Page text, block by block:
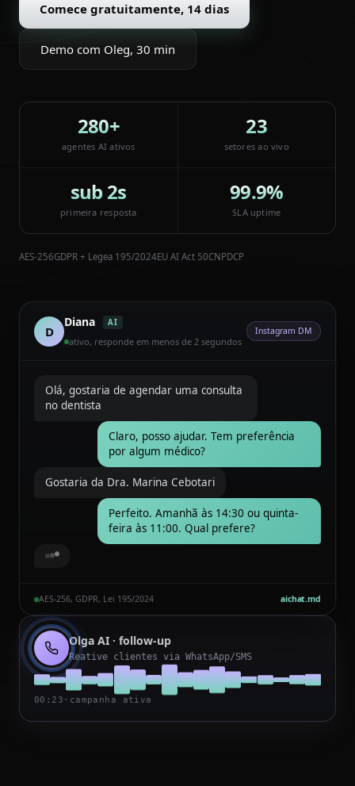
Comece gratuitamente, 14 dias
Demo com Oleg, 30 min
280+
agentes AI ativos
23
setores ao vivo
sub 2s
primeira resposta
99.9%
SLA uptime
AES-256GDPR + Legea 195/2024EU AI Act 50CNPDCP
D
Diana AI
ativo, responde em menos de 2 segundos
Instagram DM
Olá, gostaria de agendar uma consulta
no dentista
Claro, posso ajudar. Tem preferência
por algum médico?
Gostaria da Dra. Marina Cebotari
Perfeito. Amanhã às 14:30 ou quinta-
feira às 11:00. Qual prefere?
Quinta-feira às 11:00
AES-256, GDPR, Lei 195/2024
Olga AI · follow-up
Reative clientes via WhatsApp/SMS